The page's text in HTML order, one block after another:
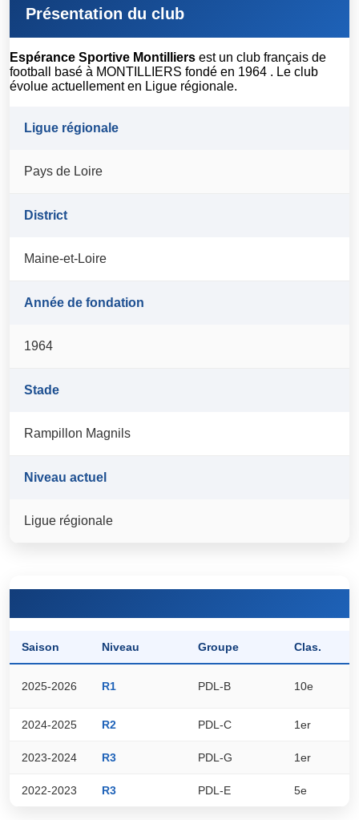
Présentation du club
Espérance Sportive Montilliers est un club français de
football basé à MONTILLIERS fondé en 1964 . Le club
évolue actuellement en Ligue régionale.
Ligue régionale
Pays de Loire
District
Maine-et-Loire
Année de fondation
1964
Stade
Rampillon Magnils
Niveau actuel
Ligue régionale
Saison Niveau Groupe Clas.
2025-2026 R1 PDL-B 10e
2024-2025 R2 PDL-C 1er
2023-2024 R3 PDL-G 1er
2022-2023 R3 PDL-E 5e